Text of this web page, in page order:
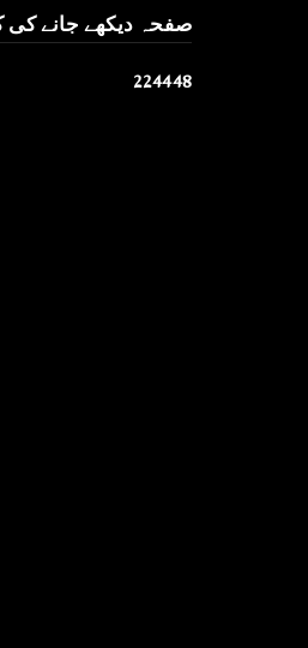
صفحہ دیکھے جانے کی
224448